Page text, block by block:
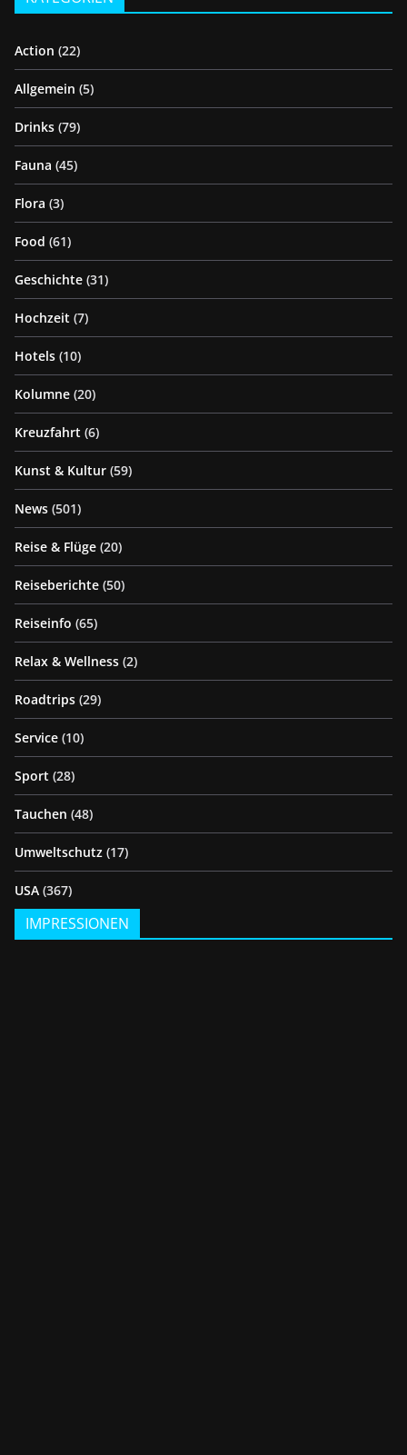
Action (22)
Allgemein (5)
Drinks (79)
Fauna (45)
Flora (3)
Food (61)
Geschichte (31)
Hochzeit (7)
Hotels (10)
Kolumne (20)
Kreuzfahrt (6)
Kunst & Kultur (59)
News (501)
Reise & Flüge (20)
Reiseberichte (50)
Reiseinfo (65)
Relax & Wellness (2)
Roadtrips (29)
Service (10)
Sport (28)
Tauchen (48)
Umweltschutz (17)
USA (367)
IMPRESSIONEN